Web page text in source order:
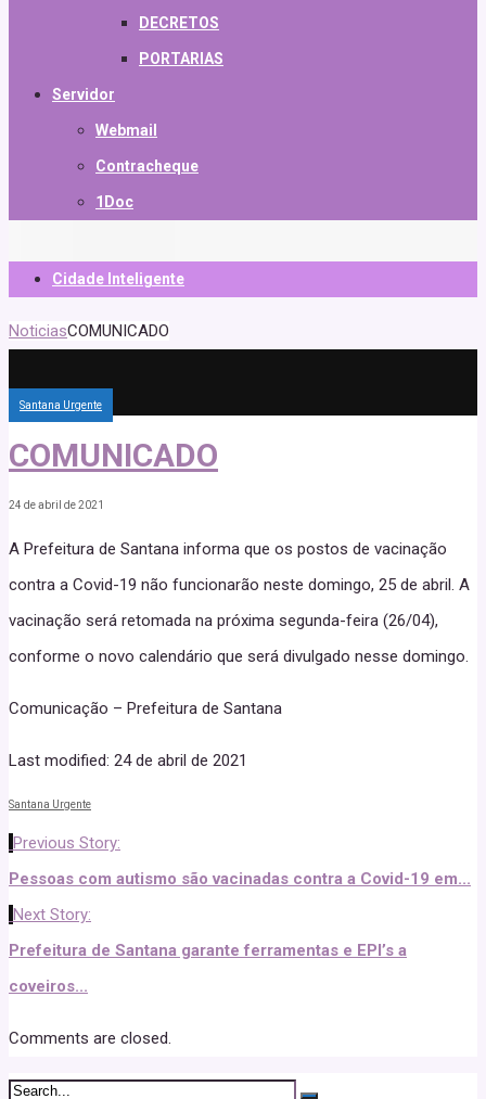
DECRETOS
PORTARIAS
Servidor
Webmail
Contracheque
1Doc
Cidade Inteligente
NoticiasCOMUNICADO
Santana Urgente
COMUNICADO
24 de abril de 2021
A Prefeitura de Santana informa que os postos de vacinação
contra a Covid-19 não funcionarão neste domingo, 25 de abril. A
vacinação será retomada na próxima segunda-feira (26/04),
conforme o novo calendário que será divulgado nesse domingo.
Comunicação – Prefeitura de Santana
Last modified: 24 de abril de 2021
Santana Urgente
Previous Story:
Pessoas com autismo são vacinadas contra a Covid-19 em...
Next Story:
Prefeitura de Santana garante ferramentas e EPI’s a
coveiros...
Comments are closed.